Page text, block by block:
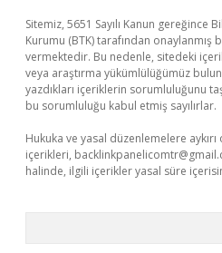
Sitemiz, 5651 Sayılı Kanun gereğince
Kurumu (BTK) tarafından onaylanmış
vermektedir. Bu nedenle, sitedeki
veya araştırma yükümlülüğümüz
yazdıkları içeriklerin sorumluluğunu
bu sorumluluğu kabul etmiş sayılırlar.
Hukuka ve yasal düzenlemelere
içerikleri,
halinde, ilgili içerikler yasal süre